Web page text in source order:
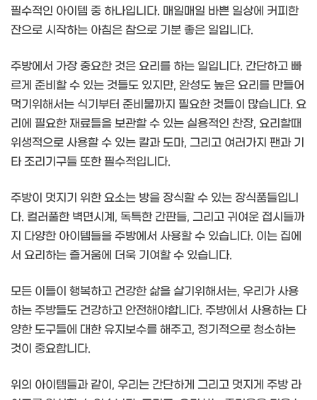
필수적인 아이템 중 하나입니다. 매일매일 바쁜 일상에 커피한
잔으로 시작하는 아침은 참으로 기분 좋은 일입니다.
주방에서 가장 중요한 것은 요리를 하는 일입니다. 간단하고 빠
르게 준비할 수 있는 것들도 있지만, 완성도 높은 요리를 만들어
먹기위해서는 식기부터 준비물까지 필요한 것들이 많습니다. 요
리에 필요한 재료들을 보관할 수 있는 실용적인 찬장, 요리할때
위생적으로 사용할 수 있는 칼과 도마, 그리고 여러가지 팬과 기
타 조리기구들 또한 필수적입니다.
주방이 멋지기 위한 요소는 방을 장식할 수 있는 장식품들입니
다. 컬러풀한 벽면시계, 독특한 간판들, 그리고 귀여운 접시들까
지 다양한 아이템들을 주방에서 사용할 수 있습니다. 이는 집에
서 요리하는 즐거움에 더욱 기여할 수 있습니다.
모든 이들이 행복하고 건강한 삶을 살기위해서는, 우리가 사용
하는 주방들도 건강하고 안전해야합니다. 주방에서 사용하는 다
양한 도구들에 대한 유지보수를 해주고, 정기적으로 청소하는
것이 중요합니다.
위의 아이템들과 같이, 우리는 간단하게 그리고 멋지게 주방 라